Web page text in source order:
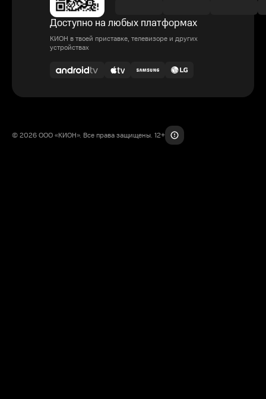
Доступно на любых платформах
КИОН в твоей приставке, телевизоре и других
устройствах
© 2026 ООО «КИОН». Все права защищены. 12+